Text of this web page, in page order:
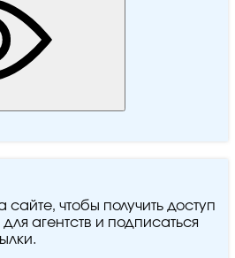
сайте, чтобы получить доступ
агентств и подписаться